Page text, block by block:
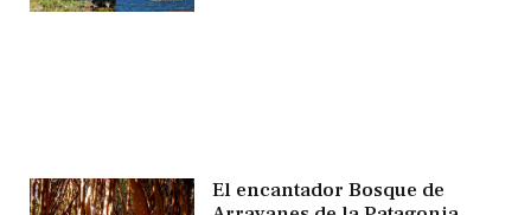
El encantador Bosque de